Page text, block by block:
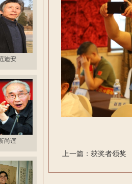
迪安
尚谊
上一篇：获奖者领奖